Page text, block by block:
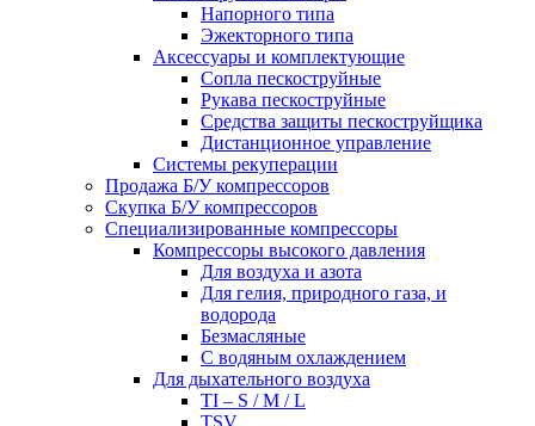
Напорного типа
Эжекторного типа
Аксессуары и комплектующие
Сопла пескоструйные
Рукава пескоструйные
Средства защиты пескоструйщика
Дистанционное управление
Системы рекуперации
Продажа Б/У компрессоров
Скупка Б/У компрессоров
Специализированные компрессоры
Компрессоры высокого давления
Для воздуха и азота
Для гелия, природного газа, и
водорода
Безмасляные
С водяным охлаждением
Для дыхательного воздуха
TI – S / M / L
TSV